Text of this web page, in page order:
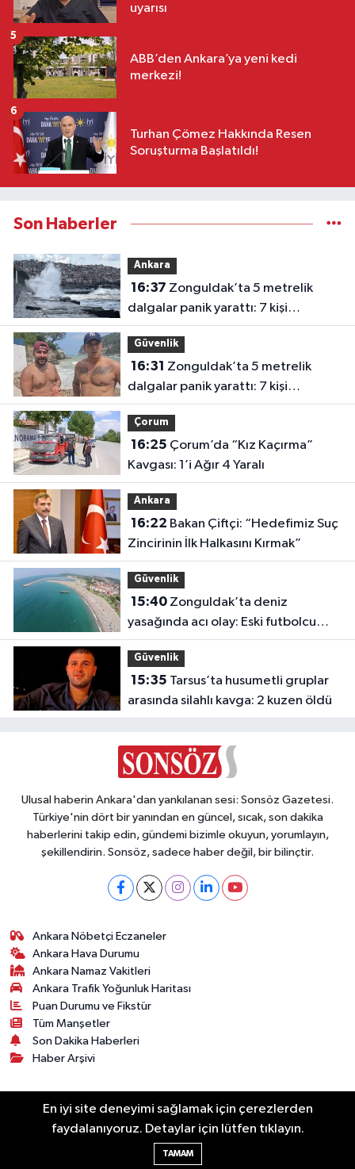
uyarısı
ABB’den Ankara’ya yeni kedi
merkezi!
5
Turhan Çömez Hakkında Resen
Soruşturma Başlatıldı!
6
Son Haberler
Ankara
16:37
dalgalar panik yarattı: 7 kişi
kurtarıldı
Güvenlik
16:31
dalgalar panik yarattı: 7 kişi
kurtarıldı
Çorum
16:25
Kavgası: 1’i Ağır 4 Yaralı
Ankara
16:22
Zincirinin İlk Halkasını Kırmak”
Güvenlik
15:40Zonguldak’ta deniz
yasağında acı olay: Eski futbolcu
Hakan Ergin hayatını kaybetti
Güvenlik
15:35
arasında silahlı kavga: 2 kuzen öldü
Ulusal haberin Ankara'dan yankılanan sesi: Sonsöz Gazetesi.
Türkiye'nin dört bir yanından en güncel, sıcak, son dakika
haberlerini takip edin, gündemi bizimle okuyun, yorumlayın,
şekillendirin. Sonsöz, sadece haber değil, bir bilinçtir.
Ankara Nöbetçi Eczaneler
Ankara Hava Durumu
Ankara Namaz Vakitleri
Ankara Trafik Yoğunluk Haritası
Puan Durumu ve Fikstür
Tüm Manşetler
Son Dakika Haberleri
Haber Arşivi
Künye Ekonomi Gündem Yazarlar
Spor
Sonsöz Özel
En iyi site deneyimi sağlamak için çerezlerden
faydalanıyoruz. Detaylar için lütfen tıklayın.
TAMAM